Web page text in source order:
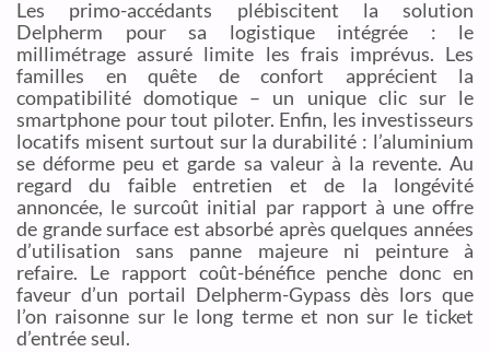
Les primo-accédants plébiscitent la solution
Delpherm pour sa logistique intégrée : le
millimétrage assuré limite les frais imprévus. Les
familles en quête de confort apprécient la
compatibilité domotique – un unique clic sur le
smartphone pour tout piloter. Enfin, les investisseurs
locatifs misent surtout sur la durabilité : l’aluminium
se déforme peu et garde sa valeur à la revente. Au
regard du faible entretien et de la longévité
annoncée, le surcoût initial par rapport à une offre
de grande surface est absorbé après quelques années
d’utilisation sans panne majeure ni peinture à
refaire. Le rapport coût-bénéfice penche donc en
faveur d’un portail Delpherm-Gypass dès lors que
l’on raisonne sur le long terme et non sur le ticket
d’entrée seul.